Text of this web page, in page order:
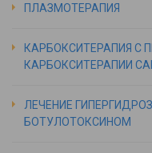
ПЛАЗМОТЕРАПИЯ
КАРБОКСИТЕРАПИЯ С
КАРБОКСИТЕРАПИИ
ЛЕЧЕНИЕ
БОТУЛОТОКСИНОМ